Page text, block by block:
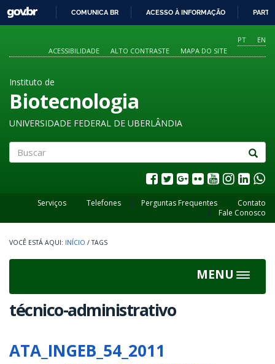
O
CONTEÚDO
GOVBR
COMUNICA BR ACESSO À INFORMAÇÃO
PT
EN
ACESSIBILIDADE
ALTO CONTRASTE MAPA DO SITE
Instituto de
Biotecnologia
UNIVERSIDADE FEDERAL DE UBERLÂNDIA
Serviços Telefones Perguntas Frequentes
Contato
Fale Conosco
INÍCIO / TAGS
MENU
Toggle
técnico-administrativo
ATA_INGEB_54_2011